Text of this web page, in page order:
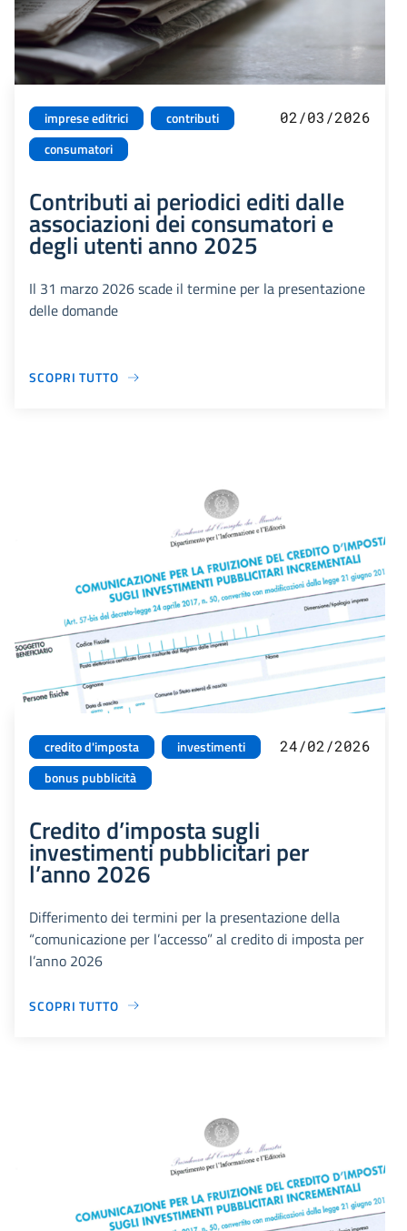
imprese editrici
contributi
consumatori
02/03/2026
Contributi ai periodici editi dalle
associazioni dei consumatori e
degli utenti anno 2025
Il 31 marzo 2026 scade il termine per la presentazione
delle domande
SCOPRI TUTTO
credito d'imposta
investimenti
bonus pubblicità
24/02/2026
Credito d’imposta sugli
investimenti pubblicitari per
l’anno 2026
Differimento dei termini per la presentazione della
“comunicazione per l’accesso” al credito di imposta per
l’anno 2026
SCOPRI TUTTO